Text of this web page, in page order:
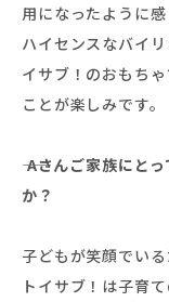
用になったように感
ハイセンスなバイ
イサブ！のおもち
ことが楽しみです。
――Aさんご家族にと
か？
子どもが笑顔でい
トイサブ！は子育